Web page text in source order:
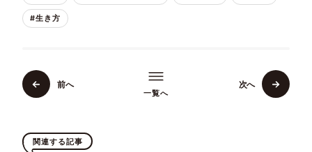
#生き方
前へ
一覧へ
次へ
関連する記事